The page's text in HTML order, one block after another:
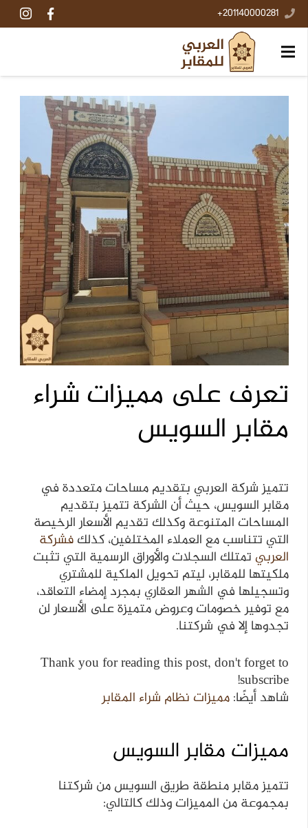
201140000281+
تعرف على مميزات شراء
مقابر السويس
تتميز شركة العربي بتقديم مساحات متعددة في
مقابر السويس، حيث أن الشركة تتميز بتقديم
المساحات المتنوعة وكذلك تقديم الأسعار الرخيصة
التي تتناسب مع العملاء المختلفين، كذلكفشركة
العربيتمتلك السجلات والأوراق الرسمية التي تثبت
ملكيتها للمقابر، ليتم تحويل الملكية للمشتري
وتسجيلها في الشهر العقاري بمجرد إمضاء التعاقد،
مع توفير خصومات وعروض متميزة على الأسعار لن
تجدوها إلا في شركتنا.
Thank you for reading this post, don't forget to
subscribe!
شاهد أيضًا:مميزات نظام شراء المقابر
مميزات مقابر السويس
تتميز مقابر منطقة طريق السويس من شركتنا
بمجموعة من المميزات وذلك كالتالي: